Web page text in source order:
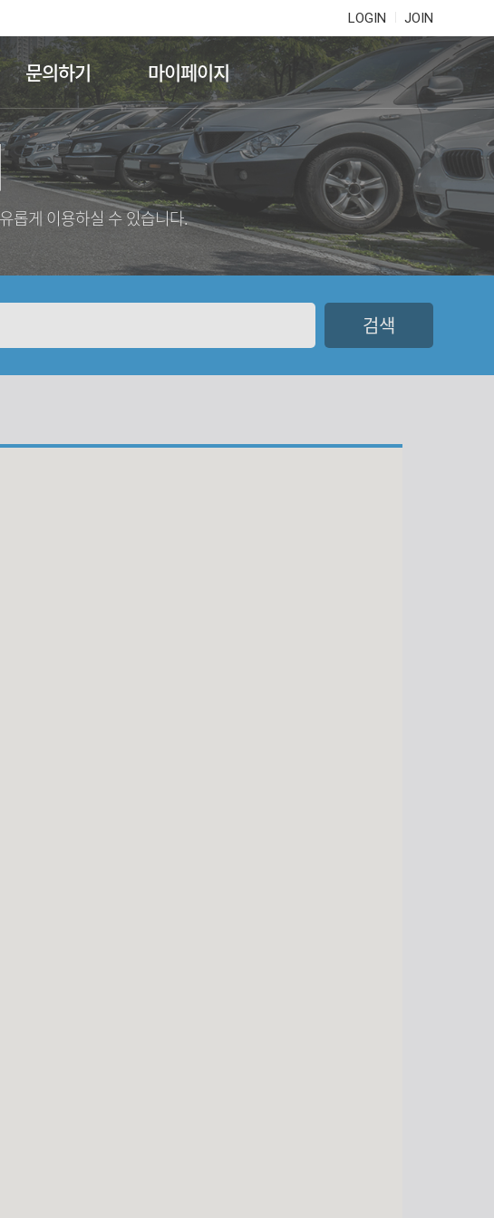
LOGIN JOIN
문의하기 마이페이지
롭게 이용하실 수 있습니다.